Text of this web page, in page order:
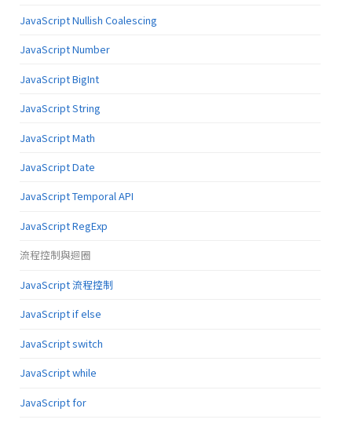
JavaScript Nullish Coalescing
JavaScript Number
JavaScript BigInt
JavaScript String
JavaScript Math
JavaScript Date
JavaScript Temporal API
JavaScript RegExp
流程控制與迴圈
JavaScript 流程控制
JavaScript if else
JavaScript switch
JavaScript while
JavaScript for